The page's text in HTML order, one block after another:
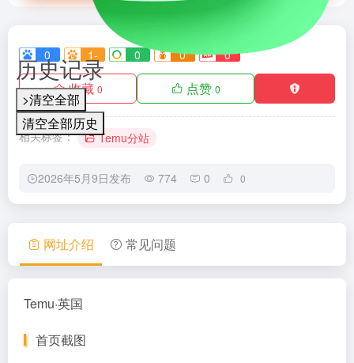
历史记录
>清空全部
清空全部历史
0 1- 0 0 0
收藏 0 点赞 0
相关标签： Temu分站
2026年5月9日发布 774 0 0
网址介绍 常见问题
Temu·英国
首页截图